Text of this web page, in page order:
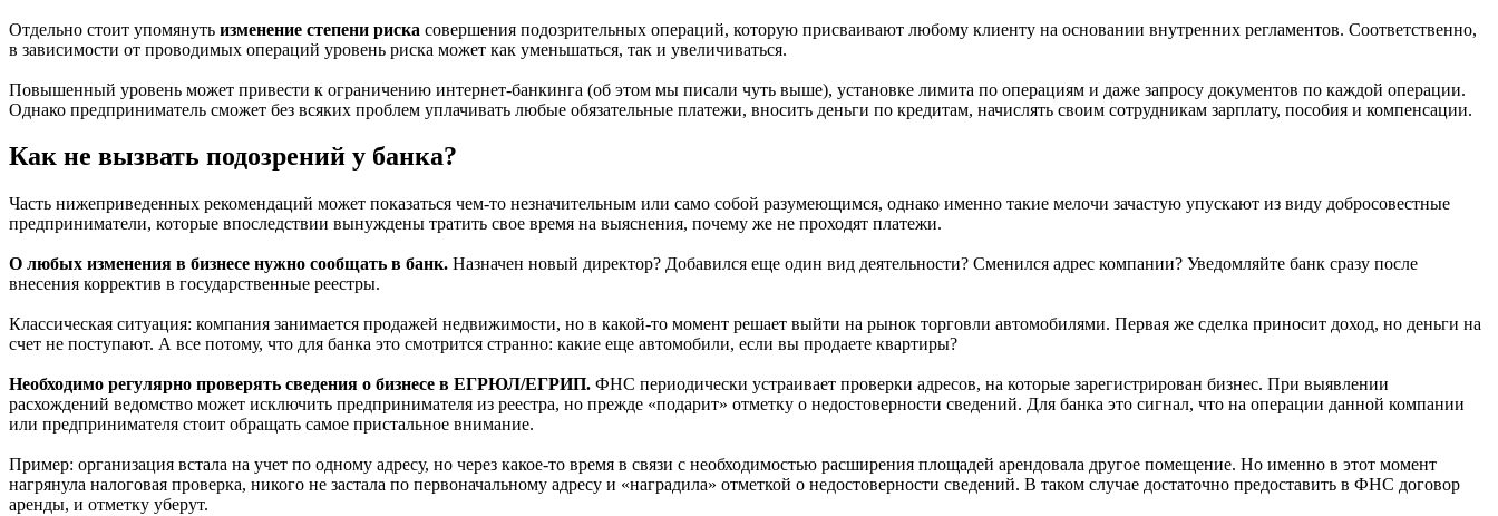
Отдельно стоит упомянуть изменение степени риска совершения подозрительных операций, которую присваивают любому клиенту на основании внутренних регламентов. Соответственно,
в зависимости от проводимых операций уровень риска может как уменьшаться, так и увеличиваться.
Повышенный уровень может привести к ограничению интернет-банкинга (об этом мы писали чуть выше), установке лимита по операциям и даже запросу документов по каждой операции.
Однако предприниматель сможет без всяких проблем уплачивать любые обязательные платежи, вносить деньги по кредитам, начислять своим сотрудникам зарплату, пособия и компенсации.
Как не вызвать подозрений у банка?
Часть нижеприведенных рекомендаций может показаться чем-то незначительным или само собой разумеющимся, однако именно такие мелочи зачастую упускают из виду добросовестные
предприниматели, которые впоследствии вынуждены тратить свое время на выяснения, почему же не проходят платежи.
О любых изменения в бизнесе нужно сообщать в банк. Назначен новый директор? Добавился еще один вид деятельности? Сменился адрес компании? Уведомляйте банк сразу после
внесения корректив в государственные реестры.
Классическая ситуация: компания занимается продажей недвижимости, но в какой-то момент решает выйти на рынок торговли автомобилями. Первая же сделка приносит доход, но деньги на
счет не поступают. А все потому, что для банка это смотрится странно: какие еще автомобили, если вы продаете квартиры?
Необходимо регулярно проверять сведения о бизнесе в ЕГРЮЛ/ЕГРИП. ФНС периодически устраивает проверки адресов, на которые зарегистрирован бизнес. При выявлении
расхождений ведомство может исключить предпринимателя из реестра, но прежде «подарит» отметку о недостоверности сведений. Для банка это сигнал, что на операции данной компании
или предпринимателя стоит обращать самое пристальное внимание.
Пример: организация встала на учет по одному адресу, но через какое-то время в связи с необходимостью расширения площадей арендовала другое помещение. Но именно в этот момент
нагрянула налоговая проверка, никого не застала по первоначальному адресу и «наградила» отметкой о недостоверности сведений. В таком случае достаточно предоставить в ФНС договор
аренды, и отметку уберут.